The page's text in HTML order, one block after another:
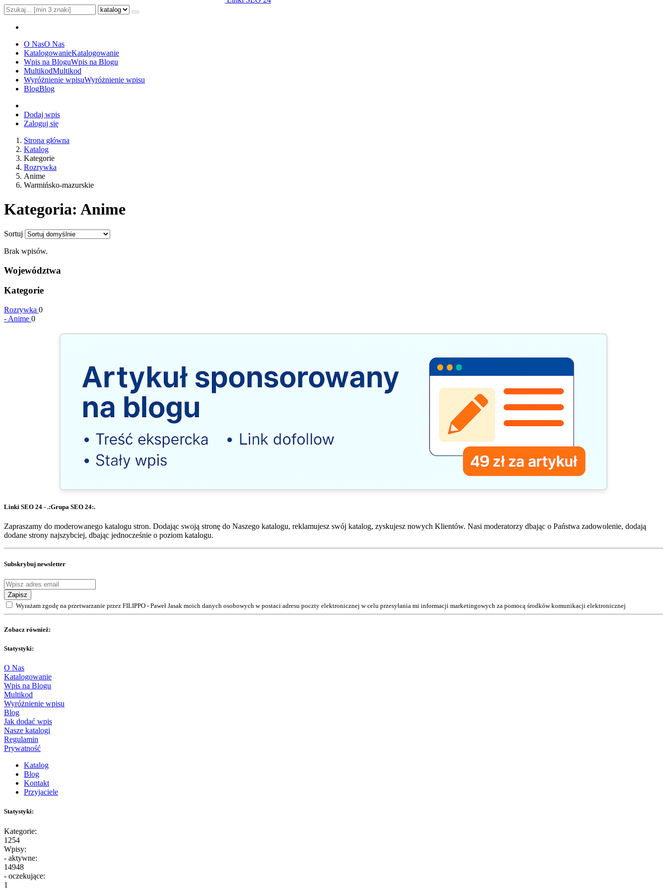
O NasO Nas
KatalogowanieKatalogowanie
Wpis na BloguWpis na Blogu
MultikodMultikod
Wyróżnienie wpisuWyróżnienie wpisu
BlogBlog
Dodaj wpis
Zaloguj się
Strona główna
Katalog
Kategorie
Rozrywka
Anime
Warmińsko-mazurskie
Kategoria: Anime
Sortuj
Brak wpisów.
Województwa
Kategorie
Rozrywka 0
- Anime 0
Linki SEO 24 - .:Grupa SEO 24:.
Zapraszamy do moderowanego katalogu stron. Dodając swoją stronę do Naszego katalogu, reklamujesz swój katalog, zyskujesz nowych Klientów. Nasi moderatorzy dbając o Państwa zadowolenie, dodają
dodane strony najszybciej, dbając jednocześnie o poziom katalogu.
Subskrybuj newsletter
Zapisz
Wyrażam zgodę na przetwarzanie przez FILIPPO - Paweł Jasak moich danych osobowych w postaci adresu poczty elektronicznej w celu przesyłania mi informacji marketingowych za pomocą środków komunikacji elektronicznej
Zobacz również:
Statystyki:
O Nas
Katalogowanie
Wpis na Blogu
Multikod
Wyróżnienie wpisu
Blog
Jak dodać wpis
Nasze katalogi
Regulamin
Prywatność
Katalog
Blog
Kontakt
Przyjaciele
Statystyki:
Kategorie:
1254
Wpisy:
- aktywne:
14948
- oczekujące:
1